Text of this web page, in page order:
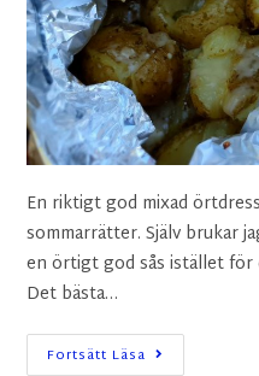
En riktigt god mixad
sommarrätter. Själv brukar
en örtigt god sås istället för
Det bästa…
Fortsätt Läsa